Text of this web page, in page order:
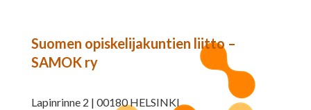
Suomen opiskelijakuntien liitto –
SAMOK ry
Lapinrinne 2 | 00180 HELSINKI